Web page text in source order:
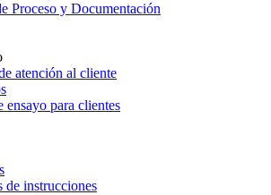
Proceso y Documentación
atención al cliente
ensayo para clientes
de instrucciones